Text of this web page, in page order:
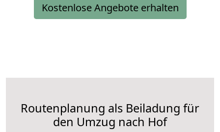
Kostenlose Angebote erhalten
Routenplanung als Beiladung für
den Umzug nach Hof